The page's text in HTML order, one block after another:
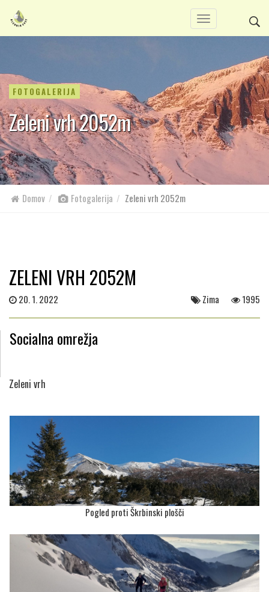
FOTOGALERIJA
Zeleni vrh 2052m
Domov Fotogalerija Zeleni vrh 2052m
ZELENI VRH 2052M
20. 1. 2022 Zima 1995
Socialna omrežja
Zeleni vrh
Pogled proti Škrbinski plošči